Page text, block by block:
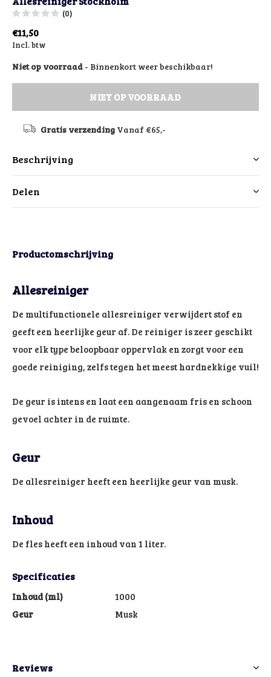
(0)
€11,50
Incl. btw
Niet op voorraad - Binnenkort weer beschikbaar!
NIET OP VOORRAAD
Gratis verzendingVanaf €65,-
Beschrijving
Delen
Productomschrijving
Allesreiniger
De multifunctionele allesreiniger verwijdert stof en
geeft een heerlijke geur af. De reiniger is zeer geschikt
voor elk type beloopbaar oppervlak en zorgt voor een
goede reiniging, zelfs tegen het meest hardnekkige vuil!
De geur is intens en laat een aangenaam fris en schoon
gevoel achter in de ruimte.
Geur
De allesreiniger heeft een heerlijke geur van musk.
Inhoud
De fles heeft een inhoud van 1 liter.
Specificaties
Inhoud (ml)
1000
Geur
Musk
Reviews